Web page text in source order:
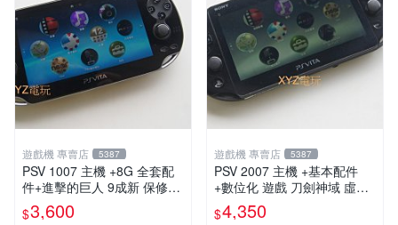
遊戲機 專賣店 5387
PSV 1007 主機 +8G 全套配
件+進擊的巨人 9成新 保修一
年 品質有保障
$3,600
遊戲機 專賣店 5387
PSV 2007 主機 +基本配件
+數位化 遊戲 刀劍神域 虛空
幻界 保修一年
$4,350